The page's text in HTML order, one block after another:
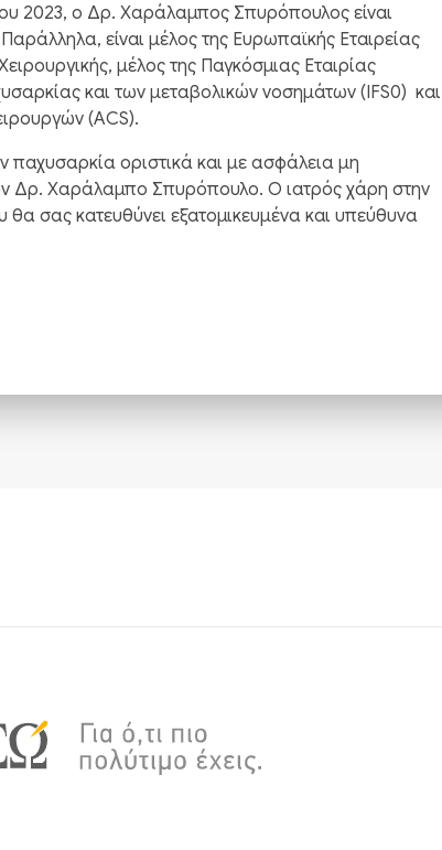
2023, o Δρ. Χαράλαμπος Σπυρόπουλος είναι
είναι μέλος της Ευρωπαϊκής Εταιρείας
μέλος της Παγκόσμιας Εταιρίας
και των μεταβολικών νοσημάτων (IFS0) και
(ACS).
παχυσαρκία οριστικά και με ασφάλεια μη
Δρ. Χαράλαμπο Σπυρόπουλο. Ο ιατρός χάρη στην
θα σας κατευθύνει εξατομικευμένα και υπεύθυνα